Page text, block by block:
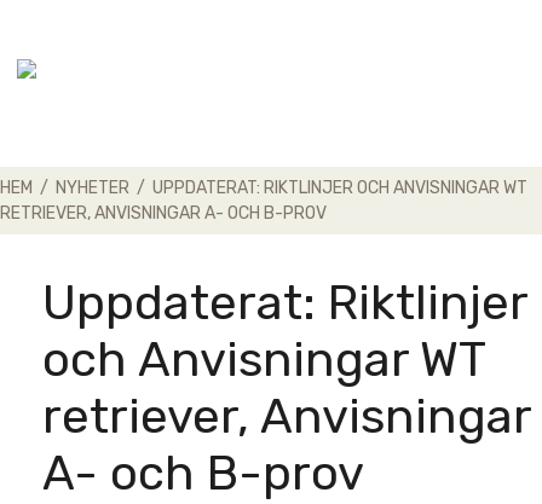
content
HEM / NYHETER / UPPDATERAT: RIKTLINJER OCH ANVISNINGAR WT
RETRIEVER, ANVISNINGAR A- OCH B-PROV
Uppdaterat: Riktlinjer
och Anvisningar WT
retriever, Anvisningar
A- och B-prov